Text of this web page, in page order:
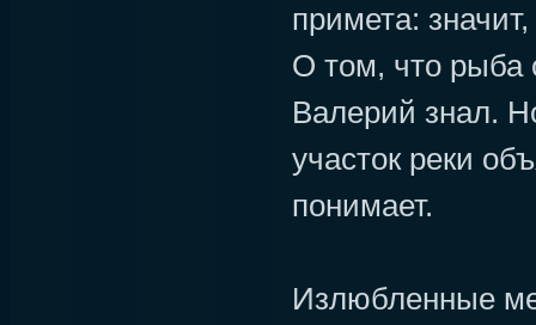
примета:
О том, что рыба
Валерий знал.
участок реки
понимает.
Излюбленные